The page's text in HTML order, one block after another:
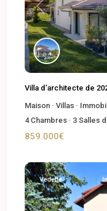
Previous
Villa d'architecte de
Maison · Villas ·
4Chambres · 3 Salles
859.000€
Vedette